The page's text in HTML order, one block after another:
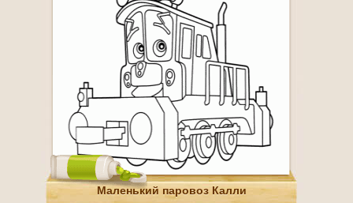
Маленький паровоз Калли